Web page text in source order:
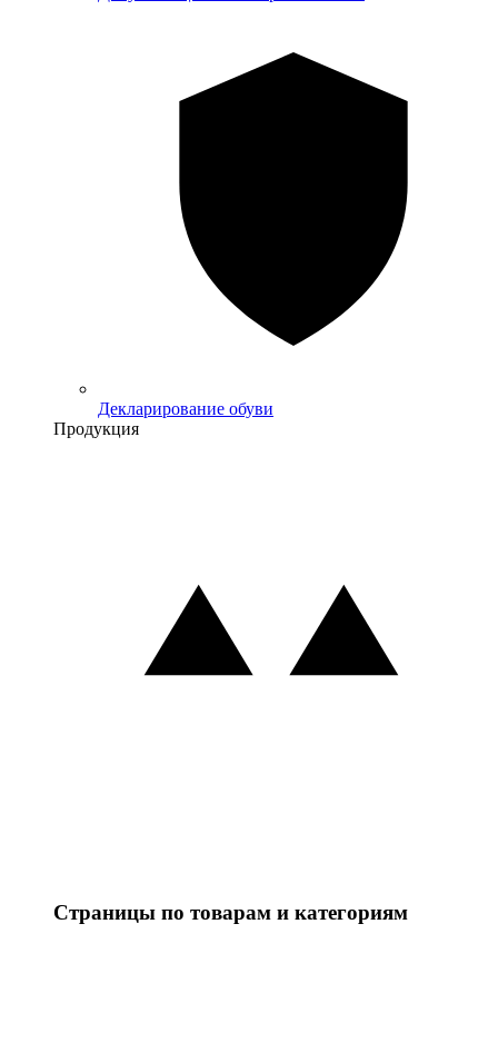
Декларирование обуви
Продукция
Страницы по товарам и категориям